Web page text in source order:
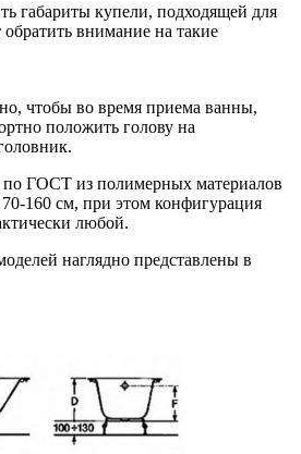
габариты купели, подходящей для
обратить внимание на такие
чтобы во время приема ванны,
положить голову на
ГОСТ из полимерных материалов
160 см, при этом конфигурация
любой.
наглядно представлены в